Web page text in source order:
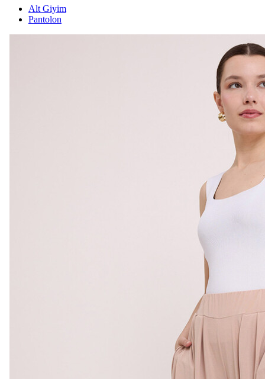
Alt Giyim
Pantolon